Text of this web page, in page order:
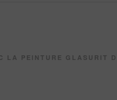
GLASURIT DE BASF